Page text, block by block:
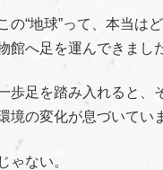
の“地球”って、本当
館へ足を運んできまし
歩足を踏み入れると
境の変化が息づいてい
ゃない。